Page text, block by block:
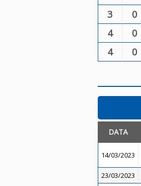
3 0
4 0
4 0
DATA
14/03/2023
23/03/2023